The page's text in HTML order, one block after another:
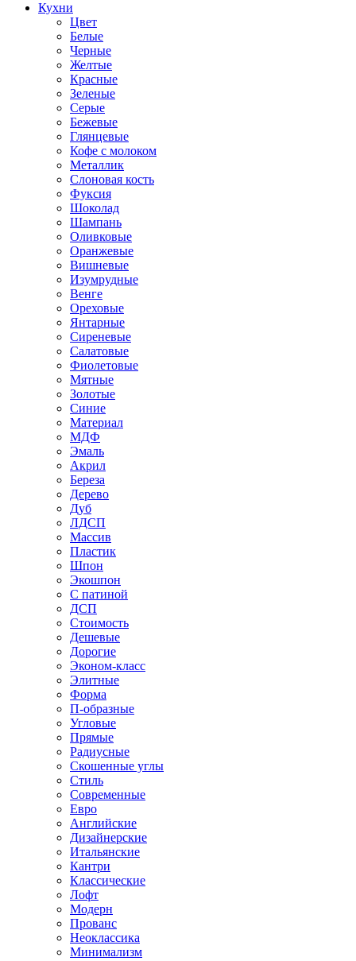
Кухни
Цвет
Белые
Черные
Желтые
Красные
Зеленые
Серые
Бежевые
Глянцевые
Кофе с молоком
Металлик
Слоновая кость
Фуксия
Шоколад
Шампань
Оливковые
Оранжевые
Вишневые
Изумрудные
Венге
Ореховые
Янтарные
Сиреневые
Салатовые
Фиолетовые
Мятные
Золотые
Синие
Материал
МДФ
Эмаль
Акрил
Береза
Дерево
Дуб
ЛДСП
Массив
Пластик
Шпон
Экошпон
С патиной
ДСП
Стоимость
Дешевые
Дорогие
Эконом-класс
Элитные
Форма
П-образные
Угловые
Прямые
Радиусные
Скошенные углы
Стиль
Современные
Евро
Английские
Дизайнерские
Итальянские
Кантри
Классические
Лофт
Модерн
Прованс
Неоклассика
Минимализм